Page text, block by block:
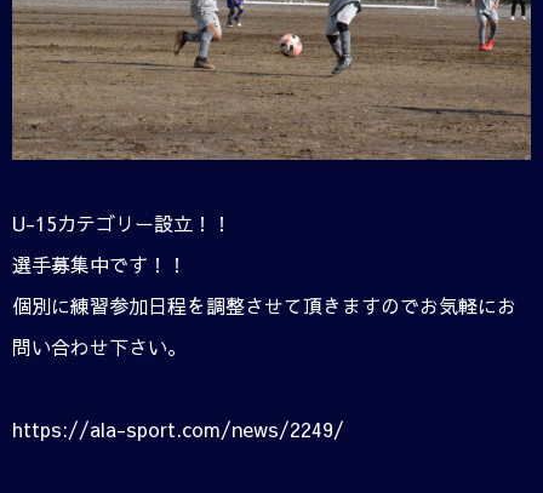
U-15カテゴリー設立！！
選手募集中です！！
個別に練習参加日程を調整させて頂きますのでお気軽にお
問い合わせ下さい。
https://ala-sport.com/news/2249/